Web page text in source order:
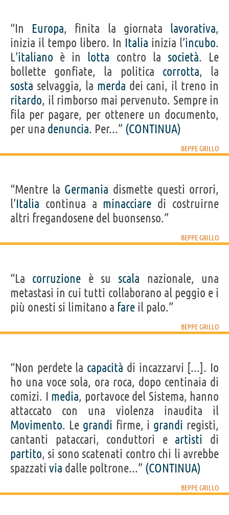
“In Europa, finita la giornata lavorativa,
inizia il tempo libero. In Italia inizia l’incubo.
L’italiano è in lotta contro la società. Le
bollette gonfiate, la politica corrotta, la
sosta selvaggia, la merda dei cani, il treno in
ritardo, il rimborso mai pervenuto. Sempre in
fila per pagare, per ottenere un documento,
per una denuncia. Per...” (CONTINUA)
BEPPE GRILLO
“Mentre la Germania dismette questi orrori,
l’Italia continua a minacciare di costruirne
altri fregandosene del buonsenso.”
BEPPE GRILLO
“La corruzione è su scala nazionale, una
metastasi in cui tutti collaborano al peggio e i
più onesti si limitano a fare il palo.”
BEPPE GRILLO
“Non perdete la capacità di incazzarvi [...]. Io
ho una voce sola, ora roca, dopo centinaia di
comizi. I media, portavoce del Sistema, hanno
attaccato con una violenza inaudita il
Movimento. Le grandi firme, i grandi registi,
cantanti pataccari, conduttori e artisti di
partito, si sono scatenati contro chi li avrebbe
spazzati via dalle poltrone...” (CONTINUA)
BEPPE GRILLO